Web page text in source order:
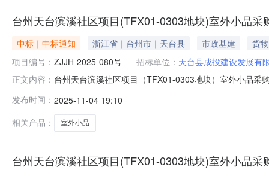
台州天台滨溪社区项目(TFX01-0303地块)室外小品
中标｜中标通知 浙江省｜台州市｜天台县 市政基建
货物
项目编号： ZJJH-2025-080号 招标单位： 天台县成投建设发展有
正文内容： 台州天台滨溪社区项目（TFX01-0303地块）室外小品
发布时间： 2025-11-04 19:10
相关产品：
室外小品
台州天台滨溪社区项目(TFX01-0303地块)室外小品采